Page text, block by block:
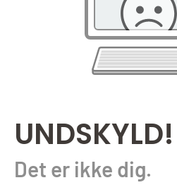
UNDSKYLD!
Det er ikke dig.